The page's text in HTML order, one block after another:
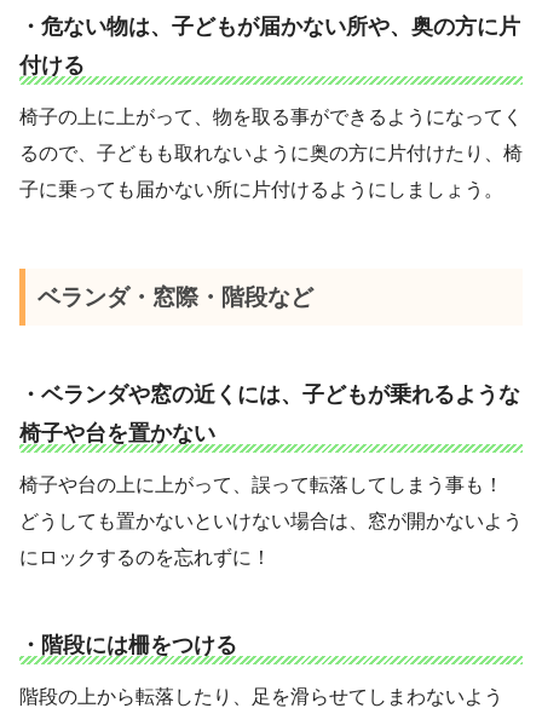
・危ない物は、子どもが届かない所や、奥の方に片
付ける
椅子の上に上がって、物を取る事ができるようになってく
るので、子どもも取れないように奥の方に片付けたり、椅
子に乗っても届かない所に片付けるようにしましょう。
ベランダ・窓際・階段など
・ベランダや窓の近くには、子どもが乗れるような
椅子や台を置かない
椅子や台の上に上がって、誤って転落してしまう事も！
どうしても置かないといけない場合は、窓が開かないよう
にロックするのを忘れずに！
・階段には柵をつける
階段の上から転落したり、足を滑らせてしまわないよう